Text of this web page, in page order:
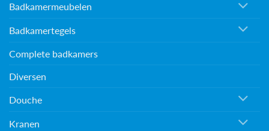
Badkamermeubelen
Badkamertegels
Complete badkamers
Diversen
Douche
Kranen